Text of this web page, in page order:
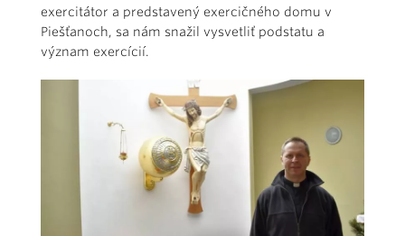
exercitátor a predstavený exercičného domu v
Piešťanoch, sa nám snažil vysvetliť podstatu a
význam exercícií.